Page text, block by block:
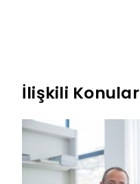
İlişkili Konular